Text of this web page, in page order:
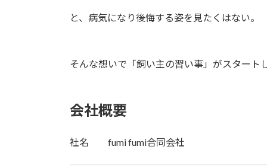
と、病気になり後悔する姿を見たくはない。
そんな想いで「飼い主の習い事」がスタート
会社概要
社名 fumi fumi合同会社